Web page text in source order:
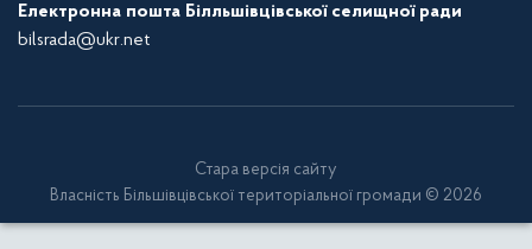
Електронна пошта Білльшівцівської селищної ради
bilsrada@ukr.net
Стара версія сайту
Власність Більшівцівської територіальної громади © 2026